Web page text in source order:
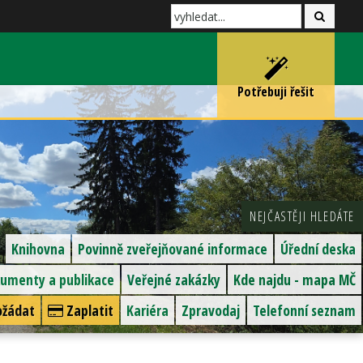
Potřebuji řešit
NEJČASTĚJI HLEDÁTE
Úřední deska
Povinně zveřejňované informace
Knihovna
Kde najdu - mapa MČ
Veřejné zakázky
a publikace
Telefonní seznam
Zpravodaj
Kariéra
Zaplatit